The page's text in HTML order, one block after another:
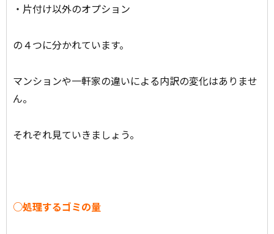
・片付け以外のオプション
の４つに分かれています。
マンションや一軒家の違いによる内訳の変化はありませ
ん。
それぞれ見ていきましょう。
○処理するゴミの量